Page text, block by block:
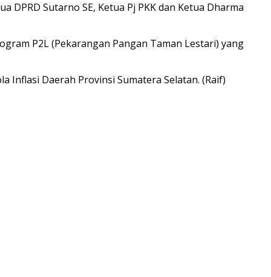
DPRD Sutarno SE, Ketua Pj PKK dan Ketua Dharma
P2L (Pekarangan Pangan Taman Lestari) yang
Inflasi Daerah Provinsi Sumatera Selatan. (Raif)